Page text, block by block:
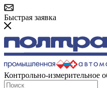
Быстрая заявка
Контрольно-измерительное